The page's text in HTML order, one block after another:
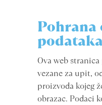
Pohrana
Ova web
vezane za upit,
proizvoda kojeg
obrazac. Podaci